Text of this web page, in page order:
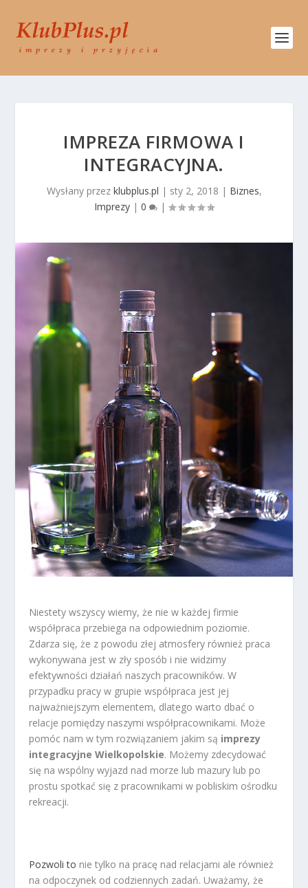
IMPREZA FIRMOWA I
INTEGRACYJNA.
Wysłany przez klubplus.pl | sty 2, 2018 | Biznes,
Imprezy | 0 |
Niestety wszyscy wiemy, że nie w każdej firmie
współpraca przebiega na odpowiednim poziomie.
Zdarza się, że z powodu złej atmosfery również praca
wykonywana jest w zły sposób i nie widzimy
efektywności działań naszych pracowników. W
przypadku pracy w grupie współpraca jest jej
najważniejszym elementem, dlatego warto dbać o
relacje pomiędzy naszymi współpracownikami. Może
pomóc nam w tym rozwiązaniem jakim są imprezy
integracyjne Wielkopolskie. Możemy zdecydować
się na wspólny wyjazd nad morze lub mazury lub po
prostu spotkać się z pracownikami w pobliskim ośrodku
rekreacji.
Pozwoli to nie tylko na pracę nad relacjami ale również
na odpoczynek od codziennych zadań. Uważamy, że